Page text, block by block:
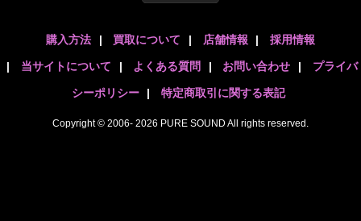
購入方法 | 買取について | 店舗情報 | 採用情報
| 当サイトについて | よくある質問 | お問い合わせ | プライバ
シーポリシー | 特定商取引に関する表記
Copyright © 2006- 2026 PURE SOUND All rights reserved.